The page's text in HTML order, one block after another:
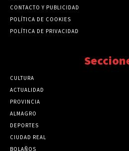
CONTACTO Y PUBLICIDAD
POLÍTICA DE COOKIES
POLÍTICA DE PRIVACIDAD
CULTURA
ACTUALIDAD
PROVINCIA
ALMAGRO
DEPORTES
CIUDAD REAL
BOLAÑOS